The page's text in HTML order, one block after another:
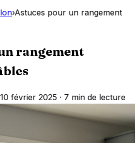
›Astuces pour un rangement
rangement
février 2025 · 7 min de lecture